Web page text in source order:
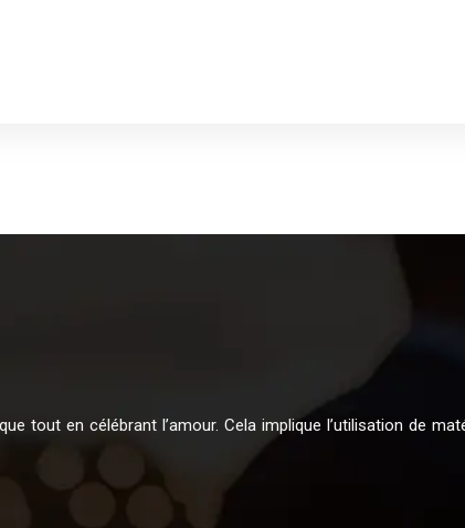
tout en célébrant l’amour. Cela implique l’utilisation de